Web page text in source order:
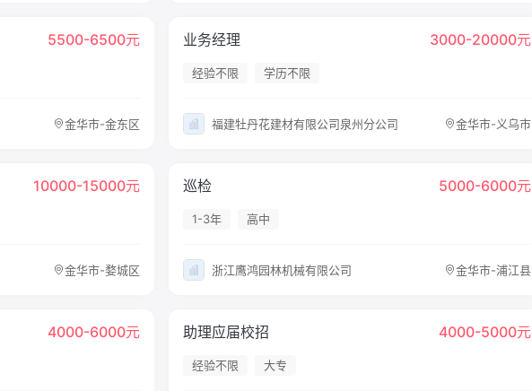
5500-6500元
金华市-金东区
业务经理 3000-20000元
经验不限 学历不限
福建牡丹花建材有限公司泉州分公司 金华市-义乌市
10000-15000元
金华市-婺城区
巡检 5000-6000元
1-3年 高中
浙江鹰鸿园林机械有限公司 金华市-浦江县
4000-6000元 助理应届校招 4000-5000元
经验不限 大专